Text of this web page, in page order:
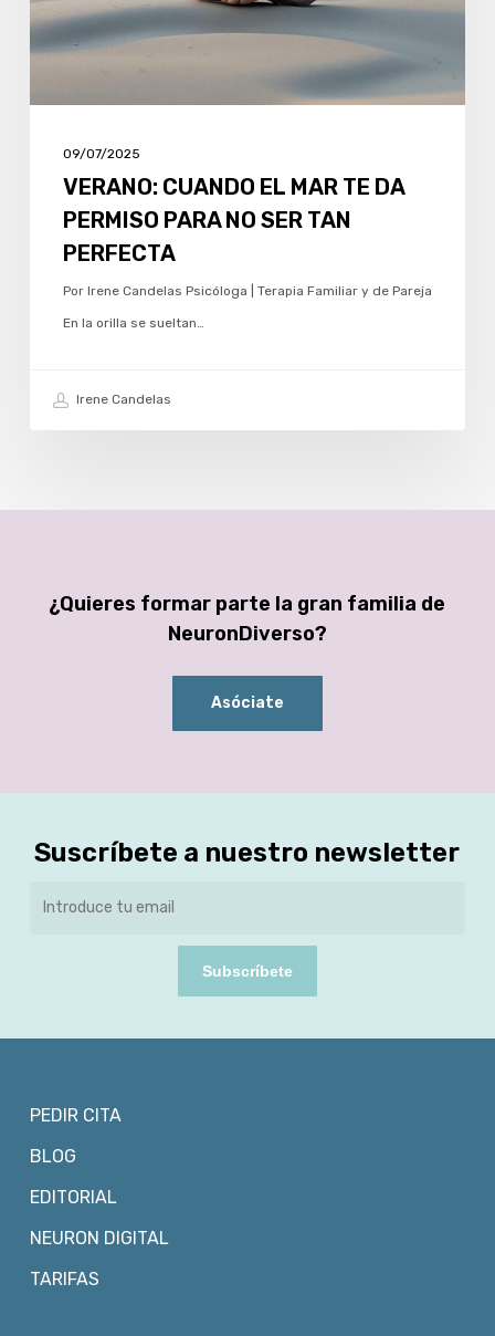
PERMISO
PARA
PERFECTA
09/07/2025
VERANO: CUANDO EL MAR TE DA
PERMISO PARA NO SER TAN
PERFECTA
Por Irene Candelas Psicóloga | Terapia Familiar y de Pareja
En la orilla se sueltan…
Irene Candelas
¿Quieres formar parte la gran familia de
NeuronDiverso?
Asóciate
Suscríbete a nuestro newsletter
Subscríbete
PEDIR CITA
BLOG
EDITORIAL
NEURON DIGITAL
TARIFAS